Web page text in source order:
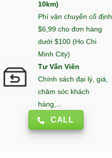
10km)
Phí vận chuyển cố định
$6,99 cho đơn hàng
dưới $100 (Ho Chi
Minh City)
Tư Vấn Viên
Chính sách đại lý, giá,
chăm sóc khách
hàng,...
CALL